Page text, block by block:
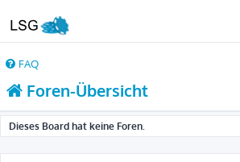
FAQ
Foren-Übersicht
Dieses Board hat keine Foren.